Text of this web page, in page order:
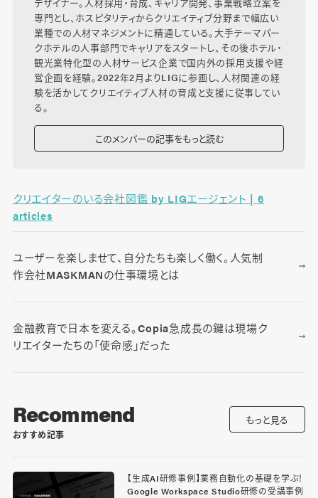
専門とし、ホスピタリティからクリエイティブ分野まで幅広い
業種での人材マネジメントに精通している。大手テーマパー
クホテルの人事部門でキャリアをスタートし、その後ホテル・
観光業特化型の人材サービス企業で国内外の採用支援や経
営企画を経験。2022年2月よりLIGに参画し、人材関連の経
験を活かしてクリエイティブ人材の育成と支援に従事してい
る。
このメンバーの記事をもっと読む
クリエイターのいる会社図鑑 by LIGエージェント | 6
articles
ユーザーを楽しませて、自分たちも楽しく働く。人気制
作会社MASKMANの仕事環境とは
金融教育で日本を変える。Copia急成長の鍵は現場ク
リエイターたちの「使命感」だった
Recommend
おすすめ記事
もっと見る
【生成AI研修事例】業務自動化の基礎を学ぶ！
Google Workspace Studio研修の受講事例